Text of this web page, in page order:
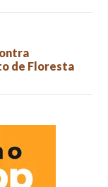
de Floresta